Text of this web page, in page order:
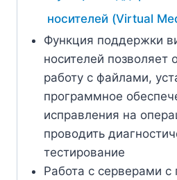
носителей (Virtual
Функция поддержки
носителей позволяет
работу с файлами,
программное
исправления на
проводить
тестирование
Работа с серверами